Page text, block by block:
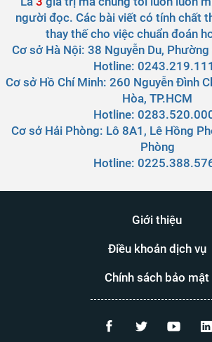
người đọc. Các bài viết có tính chất
thay thế cho việc chuẩn đoán
Cơ sở Hà Nội: 38 Nguyễn Du,
Hotline:
Cơ sở Hồ Chí Minh: 260 Nguyễn Đình
Hòa, TP.HCM
Hotline:
Cơ sở Hải Phòng: Lô 8A1, Lê Hồng
Phòng
Hotline:
Giới thiệu
Điều khoản dịch vụ
Chính sách bảo mật